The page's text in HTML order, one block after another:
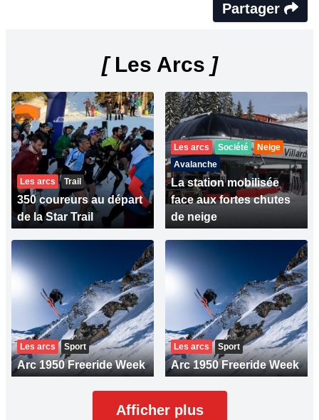
Partager
[Les Arcs ]
Les arcs Trail
350 coureurs au départ
de la Star Trail
Les arcs Société
Neige
Avalanche
La station mobilisée
face aux fortes chutes
de neige
Les arcs Sport
Arc 1950 Freeride Week
Les arcs Sport
Arc 1950 Freeride Week
Afficher plus